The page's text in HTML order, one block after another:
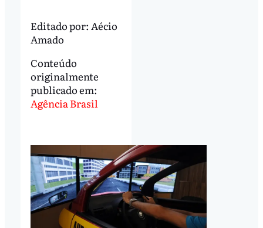
Editado por: Aécio
Amado
Conteúdo
originalmente
publicado em:
Agência Brasil